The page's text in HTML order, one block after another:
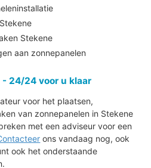
Stekene
aan zonnepanelen
24/24 voor u klaar
voor het plaatsen,
van zonnepanelen in Stekene
met een adviseur voor een
ons vandaag nog, ook
ook het onderstaande